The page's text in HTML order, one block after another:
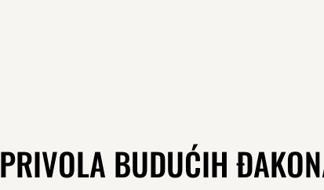
BUDUĆIH